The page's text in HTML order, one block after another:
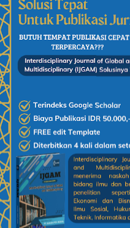
meminta seluruh perangkat
sesuai sasaran.
pelayanan publik kepada
realisasi belanja
serta memastikan
melalui aplikasi SIAP Online,